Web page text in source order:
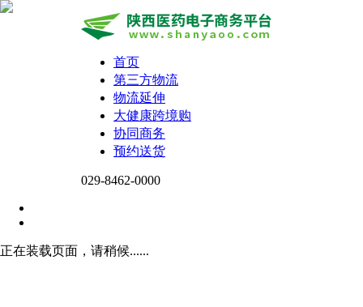
首页
第三方物流
物流延伸
大健康跨境购
协同商务
预约送货
029-8462-0000
正在装载页面，请稍候......